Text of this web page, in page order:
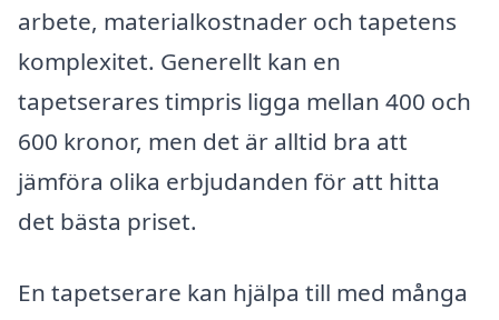
arbete, materialkostnader och tapetens
komplexitet. Generellt kan en
tapetserares timpris ligga mellan 400 och
600 kronor, men det är alltid bra att
jämföra olika erbjudanden för att hitta
det bästa priset.
En tapetserare kan hjälpa till med många